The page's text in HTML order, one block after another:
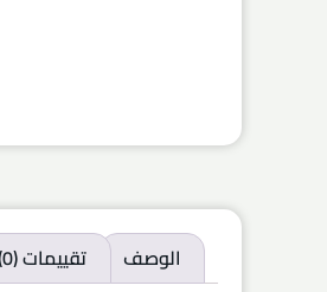
الوصف تقييمات (0)